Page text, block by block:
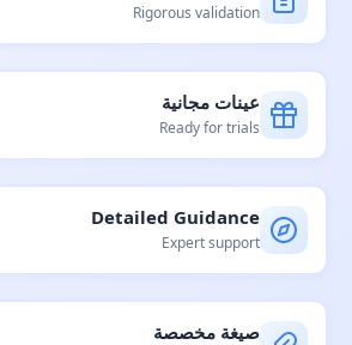
Rigorous validation
عينات مجانية
Ready for trials
Detailed Guidance
Expert support
صيغة مخصصة